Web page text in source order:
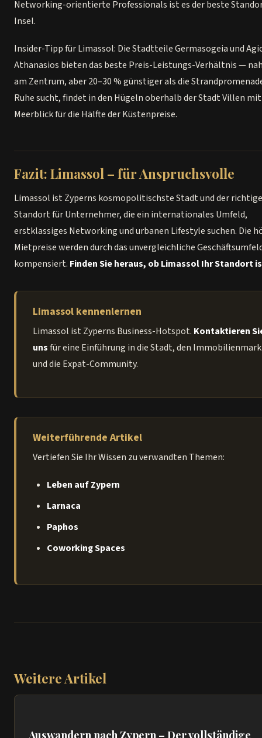
Networking-orientierte Professionals ist es der beste
Insel.
Insider-Tipp für Limassol: Die Stadtteile Germasogeia und
Athanasios bieten das beste Preis-Leistungs-Verhältnis —
am Zentrum, aber 20–30 % günstiger als die
Ruhe sucht, findet in den Hügeln oberhalb der Stadt Villen mit
Meerblick für die Hälfte der Küstenpreise.
Fazit: Limassol – für Anspruchsvolle
Limassol ist Zyperns kosmopolitischste Stadt und der richtige
Standort für Unternehmer, die ein internationales Umfeld,
erstklassiges Networking und urbanen Lifestyle suchen. Die
Mietpreise werden durch das unvergleichliche
kompensiert. Finden Sie heraus, ob Limassol Ihr Standort
Limassol kennenlernen
Limassol ist Zyperns Business-Hotspot. Kontaktieren
unsfür eine Einführung in die Stadt, den
und die Expat-Community.
Weiterführende Artikel
Vertiefen Sie Ihr Wissen zu verwandten Themen:
Leben auf Zypern
Larnaca
Paphos
Coworking Spaces
Weitere Artikel
Auswandern nach Zypern – Der vollständige